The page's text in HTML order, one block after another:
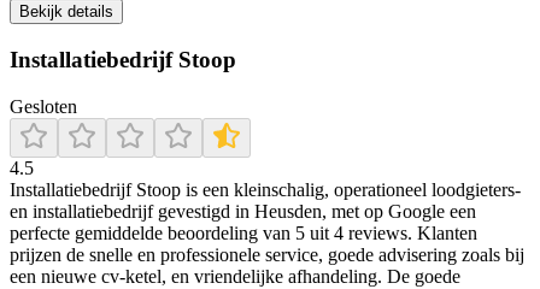
Bekijk details
Installatiebedrijf Stoop
Gesloten
4.5
Installatiebedrijf Stoop is een kleinschalig, operationeel loodgieters-
en installatiebedrijf gevestigd in Heusden, met op Google een
perfecte gemiddelde beoordeling van 5 uit 4 reviews. Klanten
prijzen de snelle en professionele service, goede advisering zoals bij
een nieuwe cv-ketel, en vriendelijke afhandeling. De goede